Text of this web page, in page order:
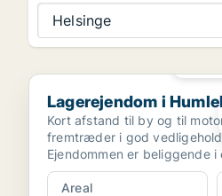
Helsinge
Lagerejendom i Humlebæk
Lagerejendom i
Kort afstand til by og til
fremtræder i god
Ejendommen er beliggende
erhvervsområde.
Areal